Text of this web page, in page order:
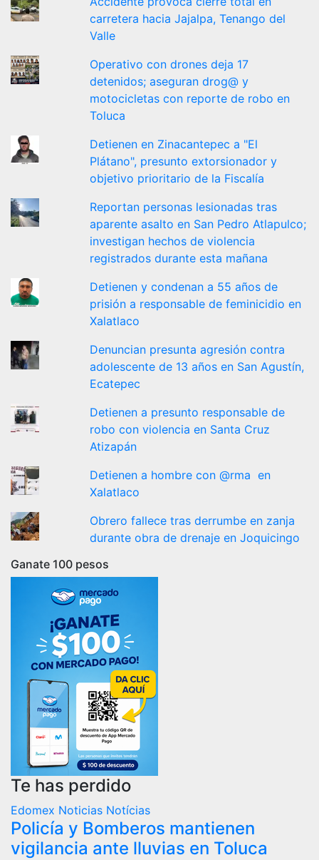
carretera hacia Jajalpa, Tenango del
Valle
Operativo con drones deja 17
detenidos; aseguran drog@ y
motocicletas con reporte de robo en
Toluca
Detienen en Zinacantepec a "El
Plátano", presunto extorsionador y
objetivo prioritario de la Fiscalía
Reportan personas lesionadas tras
aparente asalto en San Pedro Atlapulco;
investigan hechos de violencia
registrados durante esta mañana
Detienen y condenan a 55 años de
prisión a responsable de feminicidio en
Xalatlaco
Denuncian presunta agresión contra
adolescente de 13 años en San Agustín,
Ecatepec
Detienen a presunto responsable de
robo con violencia en Santa Cruz
Atizapán
Detienen a hombre con @rma en
Xalatlaco
Obrero fallece tras derrumbe en zanja
durante obra de drenaje en Joquicingo
Ganate 100 pesos
Te has perdido
Edomex Noticias Notícias
Policía y Bomberos mantienen
vigilancia ante lluvias en Toluca